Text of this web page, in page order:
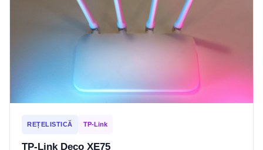
REȚELISTICĂ TP-Link
TP-Link Deco XE75